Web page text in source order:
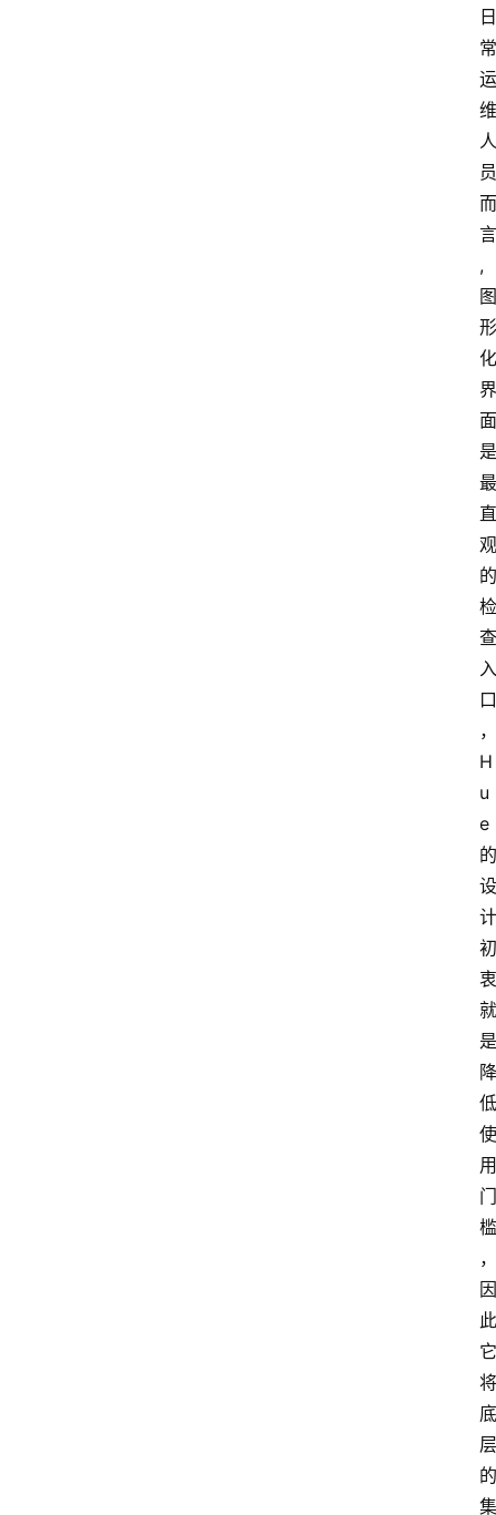
日
常
运
维
人
员
而
言
,
图
形
化
界
面
是
最
直
观
的
检
查
入
口
，
H
u
e
的
设
计
初
衷
就
是
降
低
使
用
门
槛
，
因
此
它
将
底
层
的
集